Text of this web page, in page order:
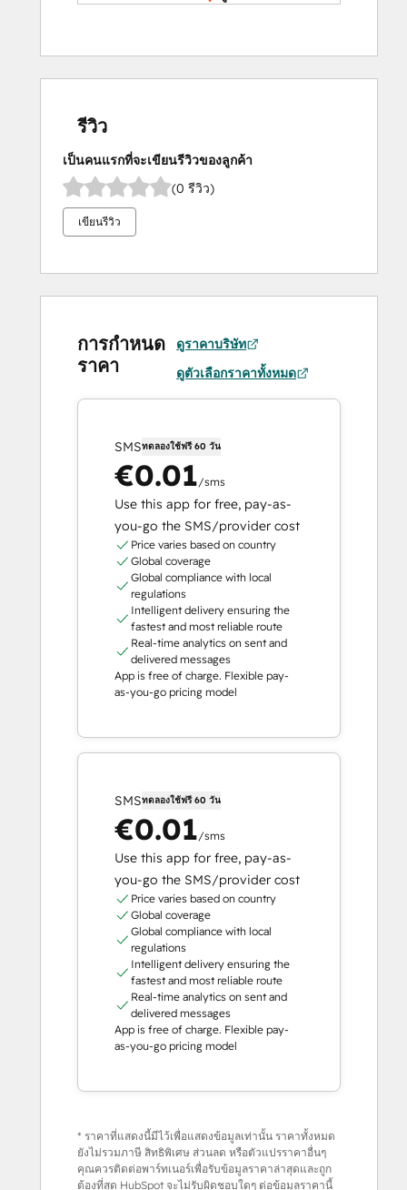
รีวิว
เป็นคนแรกที่จะเขียนรีวิวของลูกค้า
(0 รีวิว)
เขียนรีวิว
การกำหนด
ราคา
ดูราคาบริษัท
ดูตัวเลือกราคาทั้งหมด
SMSทดลองใช้ฟรี 60 วัน
€0.01/sms
Use this app for free, pay-as-
you-go the SMS/provider cost
Price varies based on country
Global coverage
Global compliance with local
regulations
Intelligent delivery ensuring the
fastest and most reliable route
Real-time analytics on sent and
delivered messages
App is free of charge. Flexible pay-
as-you-go pricing model
SMSทดลองใช้ฟรี 60 วัน
€0.01/sms
Use this app for free, pay-as-
you-go the SMS/provider cost
Price varies based on country
Global coverage
Global compliance with local
regulations
Intelligent delivery ensuring the
fastest and most reliable route
Real-time analytics on sent and
delivered messages
App is free of charge. Flexible pay-
as-you-go pricing model
* ราคาที่แสดงนี้มีไว้เพื่อแสดงข้อมูลเท่านั้น ราคาทั้งหมด
ยังไม่รวมภาษี สิทธิพิเศษ ส่วนลด หรือตัวแปรราคาอื่นๆ
คุณควรติดต่อพาร์ทเนอร์เพื่อรับข้อมูลราคาล่าสุดและถูก
ต้องที่สุด HubSpot จะไม่รับผิดชอบใดๆ ต่อข้อมูลราคานี้